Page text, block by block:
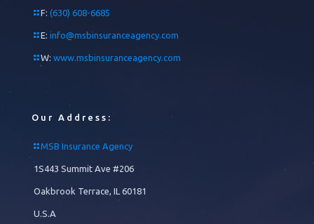
F: (630) 608-6685
E: info@msbinsuranceagency.com
W: www.msbinsuranceagency.com
Our Address:
MSB Insurance Agency
1S443 Summit Ave #206
Oakbrook Terrace, IL 60181
U.S.A